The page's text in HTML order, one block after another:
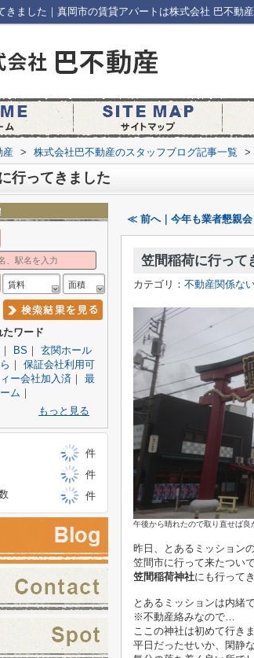
きました｜真岡市の賃貸アパートは株式会社 巴不動産
産 > 株式会社巴不動産のスタッフブログ記事一覧 >
行ってきました
≪ 前へ｜今年も業者懇親会
笠間稲荷に行って
カテゴリ： 不動産関係な
午後から晴れたので取り直せば良
昨日、とあるミッション
笠間市に行って来たつい
笠間稲荷神社にも行って
とあるミッションは内緒で
※不動産絡みなので…
ここの神社は初めて行き
平日だったせいか、閑静
賃料 面積
ワード
｜ BS ｜ 玄関ホール
｜ 保証会社利用可
ー会社加入済 ｜ 最
ム ｜
もっと見る
件
件
件